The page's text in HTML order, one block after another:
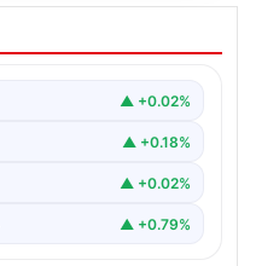
Bir Adım: Emlak
Kendini
ve yenilikçi
Geliştirme, dikkat
▲ +0.02%
▲ +0.18%
▲ +0.02%
▲ +0.79%